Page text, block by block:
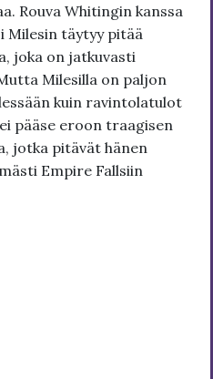
Rouva Whitingin kanssa
Milesin täytyy pitää
joka on jatkuvasti
Milesilla on paljon
kuin ravintolatulot
pääse eroon traagisen
jotka pitävät hänen
Empire Fallsiin